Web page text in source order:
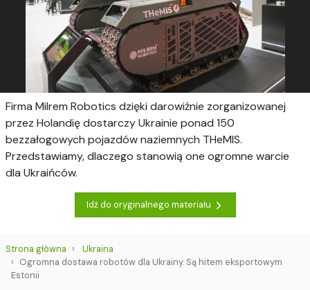
Firma Milrem Robotics dzięki darowiźnie zorganizowanej
przez Holandię dostarczy Ukrainie ponad 150
bezzałogowych pojazdów naziemnych THeMIS.
Przedstawiamy, dlaczego stanowią one ogromne warcie
dla Ukraińców.
Idź do oryginalnego materiału
Strona główna
Ukraina
Ogromna dostawa robotów dla Ukrainy. Są hitem eksportowym
Estonii